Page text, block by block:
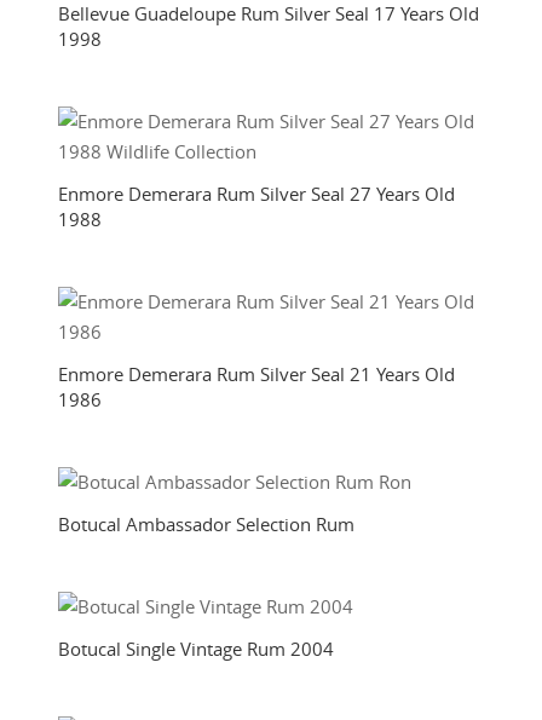
Bellevue Guadeloupe Rum Silver Seal 17 Years Old
1998
Enmore Demerara Rum Silver Seal 27 Years Old
1988
Enmore Demerara Rum Silver Seal 21 Years Old
1986
Botucal Ambassador Selection Rum
Botucal Single Vintage Rum 2004